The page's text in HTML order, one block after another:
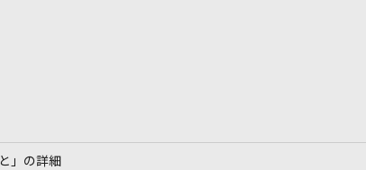
」の詳細